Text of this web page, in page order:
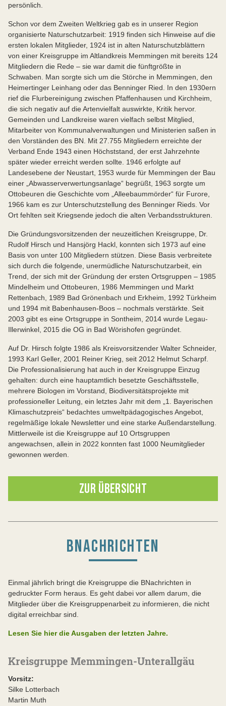
persönlich.
Schon vor dem Zweiten Weltkrieg gab es in unserer Region
organisierte Naturschutzarbeit: 1919 finden sich Hinweise auf die
ersten lokalen Mitglieder, 1924 ist in alten Naturschutzblättern
von einer Kreisgruppe im Altlandkreis Memmingen mit bereits 124
Mitgliedern die Rede – sie war damit die fünftgrößte in
Schwaben. Man sorgte sich um die Störche in Memmingen, den
Heimertinger Leinhang oder das Benninger Ried. In den 1930ern
rief die Flurbereinigung zwischen Pfaffenhausen und Kirchheim,
die sich negativ auf die Artenvielfalt auswirkte, Kritik hervor.
Gemeinden und Landkreise waren vielfach selbst Mitglied,
Mitarbeiter von Kommunalverwaltungen und Ministerien saßen in
den Vorständen des BN. Mit 27.755 Mitgliedern erreichte der
Verband Ende 1943 einen Höchststand, der erst Jahrzehnte
später wieder erreicht werden sollte. 1946 erfolgte auf
Landesebene der Neustart, 1953 wurde für Memmingen der Bau
einer „Abwasserverwertungsanlage“ begrüßt, 1963 sorgte um
Ottobeuren die Geschichte vom „Alleebaummörder“ für Furore,
1966 kam es zur Unterschutzstellung des Benninger Rieds. Vor
Ort fehlten seit Kriegsende jedoch die alten Verbandsstrukturen.
Die Gründungsvorsitzenden der neuzeitlichen Kreisgruppe, Dr.
Rudolf Hirsch und Hansjörg Hackl, konnten sich 1973 auf eine
Basis von unter 100 Mitgliedern stützen. Diese Basis verbreitete
sich durch die folgende, unermüdliche Naturschutzarbeit, ein
Trend, der sich mit der Gründung der ersten Ortsgruppen – 1985
Mindelheim und Ottobeuren, 1986 Memmingen und Markt
Rettenbach, 1989 Bad Grönenbach und Erkheim, 1992 Türkheim
und 1994 mit Babenhausen-Boos – nochmals verstärkte. Seit
2003 gibt es eine Ortsgruppe in Sontheim, 2014 wurde Legau-
Illerwinkel, 2015 die OG in Bad Wörishofen gegründet.
Auf Dr. Hirsch folgte 1986 als Kreisvorsitzender Walter Schneider,
1993 Karl Geller, 2001 Reiner Krieg, seit 2012 Helmut Scharpf.
Die Professionalisierung hat auch in der Kreisgruppe Einzug
gehalten: durch eine hauptamtlich besetzte Geschäftsstelle,
mehrere Biologen im Vorstand, Biodiversitätsprojekte mit
professioneller Leitung, ein letztes Jahr mit dem „1. Bayerischen
Klimaschutzpreis“ bedachtes umweltpädagogisches Angebot,
regelmäßige lokale Newsletter und eine starke Außendarstellung.
Mittlerweile ist die Kreisgruppe auf 10 Ortsgruppen
angewachsen, allein in 2022 konnten fast 1000 Neumitglieder
gewonnen werden.
ZUR ÜBERSICHT
BNACHRICHTEN
Einmal jährlich bringt die Kreisgruppe die BNachrichten in
gedruckter Form heraus. Es geht dabei vor allem darum, die
Mitglieder über die Kreisgruppenarbeit zu informieren, die nicht
digital erreichbar sind.
Lesen Sie hier die Ausgaben der letzten Jahre.
Kreisgruppe Memmingen-Unterallgäu
Vorsitz:
Silke Lotterbach
Martin Muth